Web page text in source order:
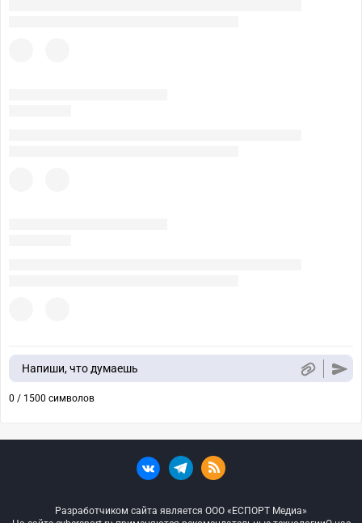
Напиши, что думаешь
0 / 1500 символов
Разработчиком сайта является ООО «ЕСПОРТ Медиа»